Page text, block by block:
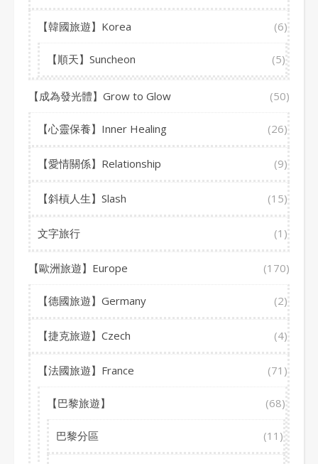
【韓國旅遊】Korea (6)
【順天】Suncheon (5)
【成為發光體】Grow to Glow (50)
【心靈保養】Inner Healing (26)
【愛情關係】Relationship (9)
【斜槓人生】Slash (15)
文字旅行 (1)
【歐洲旅遊】Europe (170)
【德國旅遊】Germany (2)
【捷克旅遊】Czech (4)
【法國旅遊】France (71)
【巴黎旅遊】 (68)
巴黎分區 (11)